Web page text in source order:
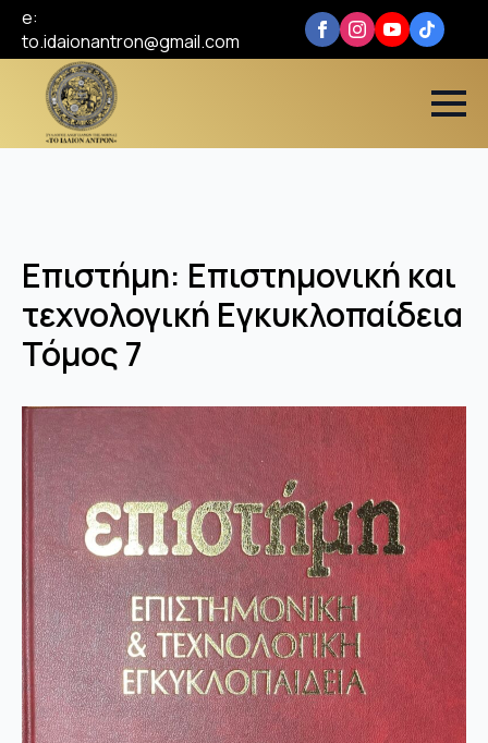
e:
to.idaionantron@gmail.com
Επιστήμη: Επιστημονική και
τεχνολογική Εγκυκλοπαίδεια
Τόμος 7